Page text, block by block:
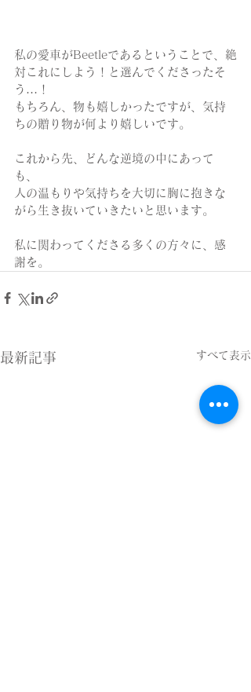
私の愛車がBeetleであるということで、絶
対これにしよう！と選んでくださったそ
う…！
もちろん、物も嬉しかったですが、気持
ちの贈り物が何より嬉しいです。
これから先、どんな逆境の中にあって
も、
人の温もりや気持ちを大切に胸に抱きな
がら生き抜いていきたいと思います。
私に関わってくださる多くの方々に、感
謝を。
最新記事 すべて表示